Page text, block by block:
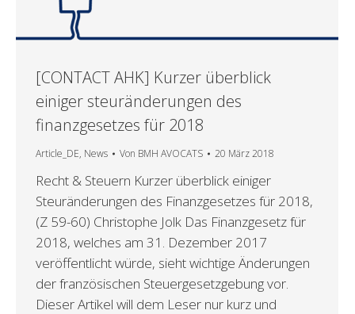
[CONTACT AHK] Kurzer überblick
einiger steuränderungen des
finanzgesetzes für 2018
Article_DE, News Von BMH AVOCATS 20 März 2018
Recht & Steuern Kurzer überblick einiger
Steuränderungen des Finanzgesetzes für 2018,
(Z 59-60) Christophe Jolk Das Finanzgesetz für
2018, welches am 31. Dezember 2017
veröffentlicht würde, sieht wichtige Änderungen
der französischen Steuergesetzgebung vor.
Dieser Artikel will dem Leser nur kurz und